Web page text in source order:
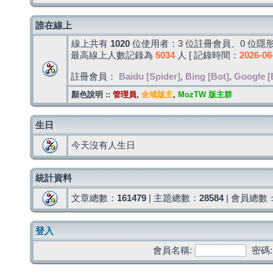
誰在線上
線上共有 1020 位使用者：3 位註冊會員、0 位隱
最高線上人數記錄為 5034人 [ 記錄時間： 2026-
註冊會員： Baidu [Spider] , Bing [Bot] , Google
顏色說明 :: 管理員, 全域版主, MozTW 版主群
生日
今天沒有人生日
統計資料
文章總數： 161479 | 主題總數： 28584| 會員總數
登入
會員名稱:
密碼: